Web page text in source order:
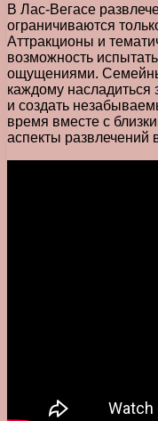
В Лас-Вегасе
ограничиваются
Аттракционы и
возможность
ощущениями.
каждому
и создать
время вместе с
аспекты развлечений